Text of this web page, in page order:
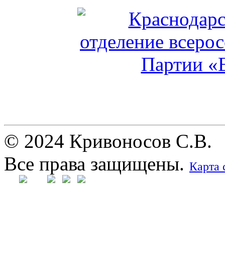
© 2024 Кривоносов С.В.
Все права защищены. Карта